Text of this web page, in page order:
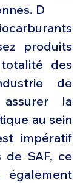
D
produits
des
de
assurer la
au sein
impératif
SAF, ce